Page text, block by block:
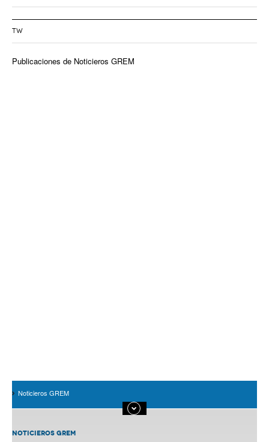
TW
Publicaciones de Noticieros GREM
Noticieros GREM
NOTICIEROS GREM